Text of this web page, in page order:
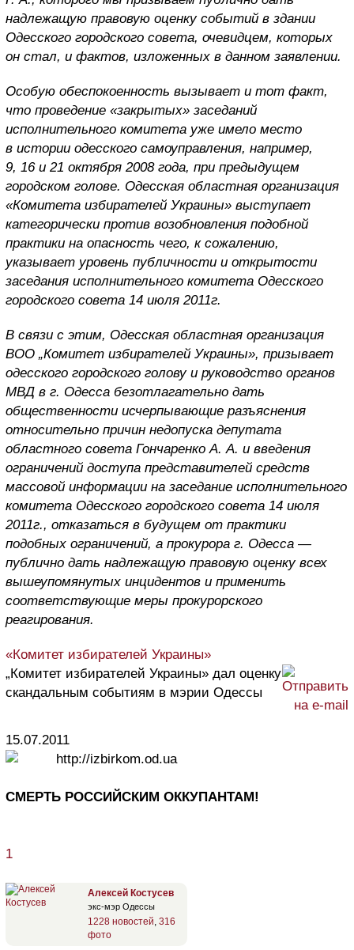
надлежащую правовую оценку событий в здании
Одесского городского совета, очевидцем, которых
он стал, и фактов, изложенных в данном заявлении.
Особую обеспокоенность вызывает и тот факт,
что проведение «закрытых» заседаний
исполнительного комитета уже имело место
в истории одесского самоуправления, например,
9, 16 и 21 октября 2008 года, при предыдущем
городском голове. Одесская областная организация
«Комитета избирателей Украины» выступает
категорически против возобновления подобной
практики на опасность чего, к сожалению,
указывает уровень публичности и открытости
заседания исполнительного комитета Одесского
городского совета 14 июля 2011г.
В связи с этим, Одесская областная организация
ВОО „Комитет избирателей Украины», призывает
одесского городского голову и руководство органов
МВД в г. Одесса безотлагательно дать
общественности исчерпывающие разъяснения
относительно причин недопуска депутата
областного совета Гончаренко А. А. и введения
ограничений доступа представителей средств
массовой информации на заседание исполнительного
комитета Одесского городского совета 14 июля
2011г., отказаться в будущем от практики
подобных ограничений, а прокурора г. Одесса —
публично дать надлежащую правовую оценку всех
вышеупомянутых инцидентов и применить
соответствующие меры прокурорского
реагирования.
«Комитет избирателей Украины»
„Комитет избирателей Украины» дал оценку
скандальным событиям в мэрии Одессы
15.07.2011
http://izbirkom.od.ua
СМЕРТЬ РОССИЙСКИМ ОККУПАНТАМ!
1
Алексей Костусев
экс-мэр Одессы
1228 новостей 316
фото